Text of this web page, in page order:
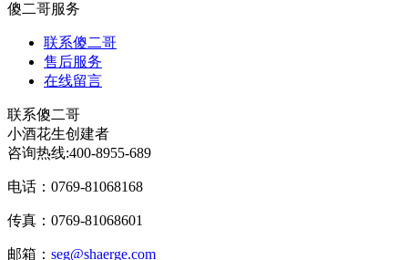
傻二哥服务
联系傻二哥
售后服务
在线留言
联系傻二哥
小酒花生创建者
咨询热线:400-8955-689
电话：0769-81068168
传真：0769-81068601
邮箱： seg@shaerge.com